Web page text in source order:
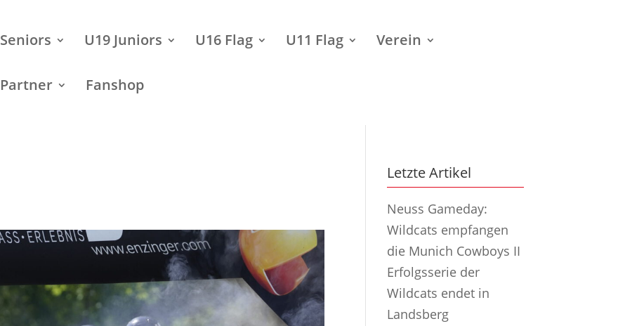
Seniors U19 Juniors U16 Flag U11 Flag Verein
Partner Fanshop
Letzte Artikel
Neuss Gameday:
Wildcats empfangen
die Munich Cowboys II
Erfolgsserie der
Wildcats endet in
Landsberg